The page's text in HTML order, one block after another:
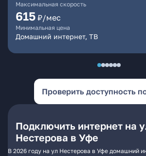
Максимальная скорость
615 ₽/мес
Минимальная цена
Домашний интернет, ТВ
Проверить доступность
Подключить интернет на
Нестерова в Уфе
В 2026 году на ул Нестерова в Уфе домашний